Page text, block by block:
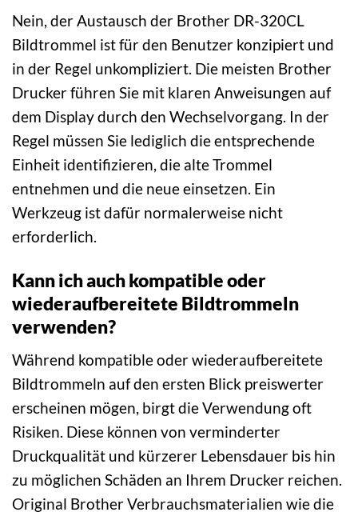
Nein, der Austausch der Brother DR-320CL
Bildtrommel ist für den Benutzer konzipiert und
in der Regel unkompliziert. Die meisten Brother
Drucker führen Sie mit klaren Anweisungen auf
dem Display durch den Wechselvorgang. In der
Regel müssen Sie lediglich die entsprechende
Einheit identifizieren, die alte Trommel
entnehmen und die neue einsetzen. Ein
Werkzeug ist dafür normalerweise nicht
erforderlich.
Kann ich auch kompatible oder
wiederaufbereitete Bildtrommeln
verwenden?
Während kompatible oder wiederaufbereitete
Bildtrommeln auf den ersten Blick preiswerter
erscheinen mögen, birgt die Verwendung oft
Risiken. Diese können von verminderter
Druckqualität und kürzerer Lebensdauer bis hin
zu möglichen Schäden an Ihrem Drucker reichen.
Original Brother Verbrauchsmaterialien wie die